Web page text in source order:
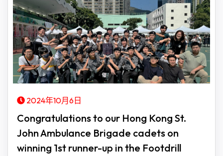
2024年10月6日
Congratulations to our Hong Kong St.
John Ambulance Brigade cadets on
winning 1st runner-up in the Footdrill